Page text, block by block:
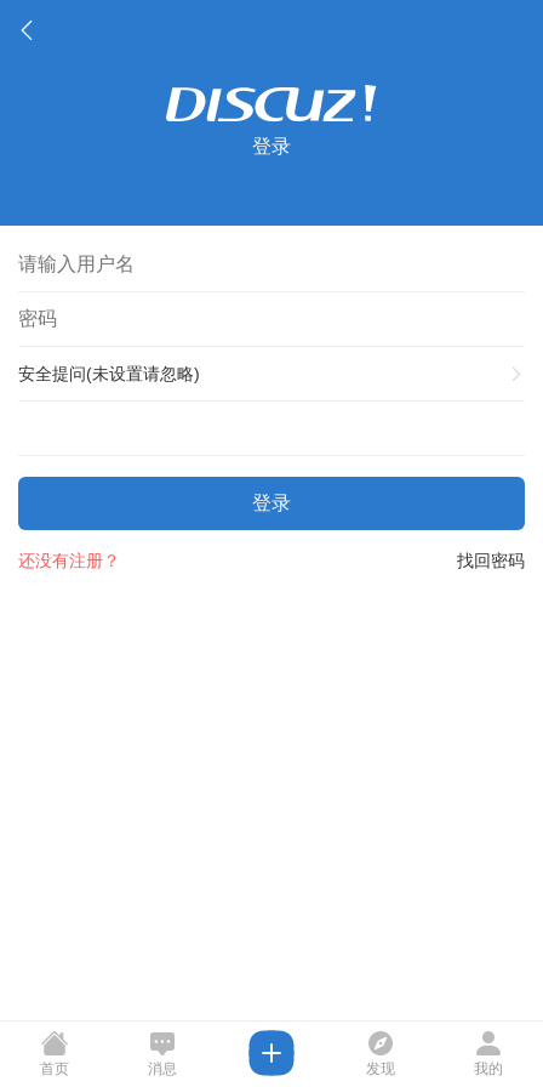
登录
安全提问(未设置请忽略)
登录
找回密码
还没有注册？
首页 消息 发现 我的